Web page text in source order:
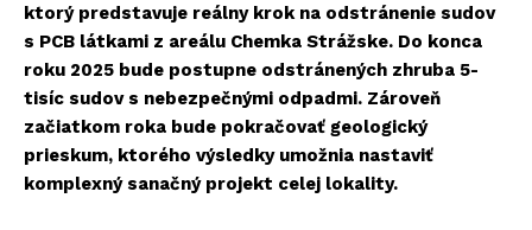
ktorý predstavuje reálny krok na odstránenie sudov
s PCB látkami z areálu Chemka Strážske. Do konca
roku 2025 bude postupne odstránených zhruba 5-
tisíc sudov s nebezpečnými odpadmi. Zároveň
začiatkom roka bude pokračovať geologický
prieskum, ktorého výsledky umožnia nastaviť
komplexný sanačný projekt celej lokality.